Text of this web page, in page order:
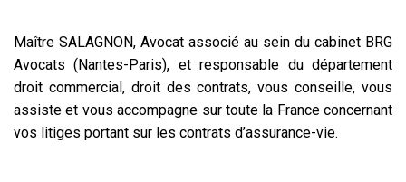
Maître SALAGNON, Avocat associé au sein du cabinet BRG
Avocats (Nantes-Paris), et responsable du département
droit commercial, droit des contrats, vous conseille, vous
assiste et vous accompagne sur toute la France concernant
vos litiges portant sur les contrats d’assurance-vie.